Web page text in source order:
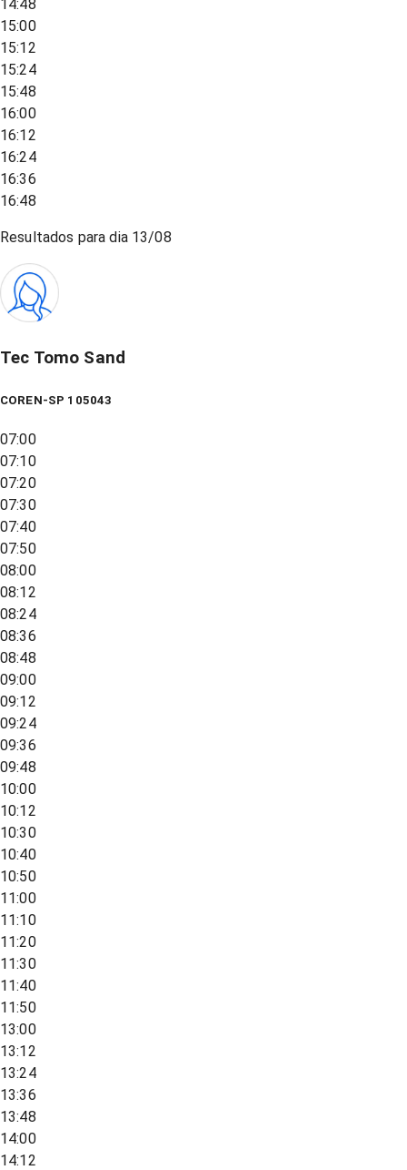
14:48
15:00
15:12
15:24
15:48
16:00
16:12
16:24
16:36
16:48
Resultados para dia 13/08
Tec Tomo Sand
COREN-SP 105043
07:00
07:10
07:20
07:30
07:40
07:50
08:00
08:12
08:24
08:36
08:48
09:00
09:12
09:24
09:36
09:48
10:00
10:12
10:30
10:40
10:50
11:00
11:10
11:20
11:30
11:40
11:50
13:00
13:12
13:24
13:36
13:48
14:00
14:12